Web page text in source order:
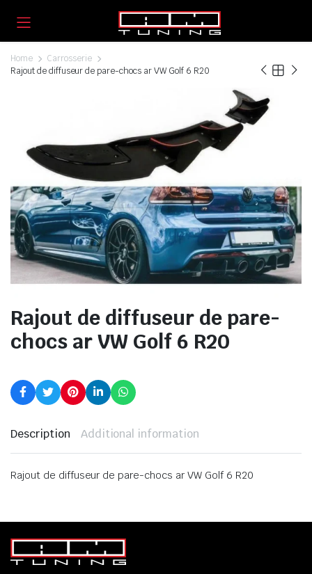
Home
Carrosserie
Rajout de diffuseur de pare-chocs ar VW Golf 6 R20
Rajout de diffuseur de pare-
chocs ar VW Golf 6 R20
Description Additional information
Rajout de diffuseur de pare-chocs ar VW Golf 6 R20